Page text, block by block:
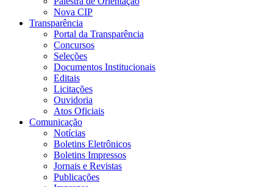
Nova CIP
Transparência
Portal da Transparência
Concursos
Seleções
Documentos Institucionais
Editais
Licitações
Ouvidoria
Atos Oficiais
Comunicação
Notícias
Boletins Eletrônicos
Boletins Impressos
Jornais e Revistas
Publicações